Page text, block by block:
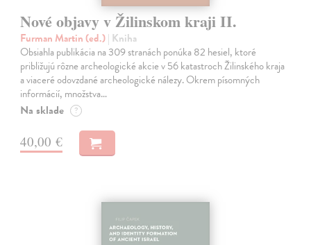
Nové objavy v Žilinskom kraji II.
Furman Martin (ed.)| Kniha
Obsiahla publikácia na 309 stranách ponúka 82 hesiel, ktoré
približujú rôzne archeologické akcie v 56 katastroch Žilinského kraja
a viaceré odovzdané archeologické nálezy. Okrem písomných
informácií, množstva…
Na sklade ?
40,00 €